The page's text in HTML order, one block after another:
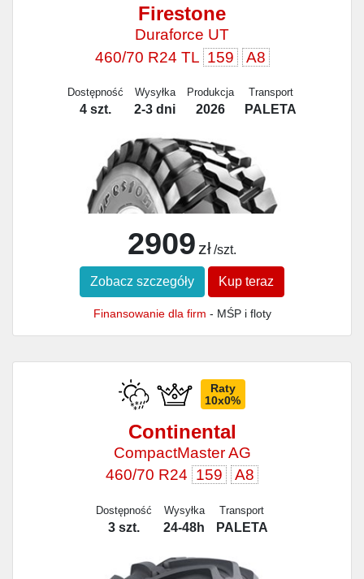
Firestone
Duraforce UT
460/70 R24 TL 159 A8
Dostępność
4 szt.
Wysyłka
2-3 dni
Produkcja
2026
Transport
PALETA
2909 zł/szt.
Zobacz szczegóły Kup teraz
Finansowanie dla firm - MŚP i floty
Raty
10x0%
Continental
CompactMaster AG
460/70 R24 159 A8
Dostępność
3 szt.
Wysyłka
24-48h
Transport
PALETA